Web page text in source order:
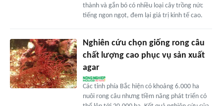
thành và gắn bó có nhiều loại cây trồng nức
tiếng ngon ngọt, đem lại giá trị kinh tế cao.
Nghiên cứu chọn giống rong câu
chất lượng cao phục vụ sản xuất
agar
Các tỉnh phía Bắc hiện có khoảng 6.000 ha
nuôi rong câu nhưng tiềm năng phát triển có